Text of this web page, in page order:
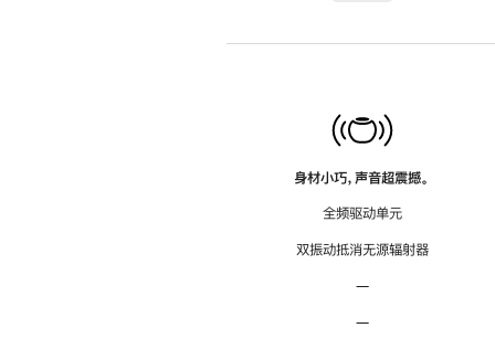
身材小巧，声音超震撼。
全频驱动单元
双振动抵消无源辐射器
—
—